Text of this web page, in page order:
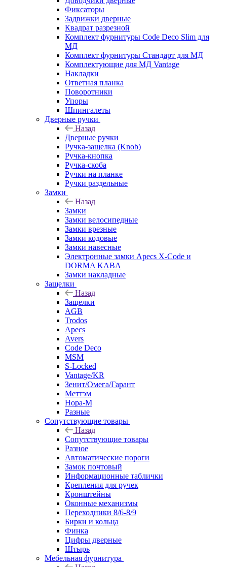
Фиксаторы
Задвижки дверные
Квадрат разрезной
Комплект фурнитуры Code Deco Slim для
МД
Комплект фурнитуры Стандарт для МД
Комплектующие для МД Vantage
Накладки
Ответная планка
Поворотники
Упоры
Шпингалеты
Дверные ручки
Назад
Дверные ручки
Ручка-защелка (Knob)
Ручка-кнопка
Ручка-скоба
Ручки на планке
Ручки раздельные
Замки
Назад
Замки
Замки велосипедные
Замки врезные
Замки кодовые
Замки навесные
Электронные замки Apecs X-Code и
DORMA KABA
Замки накладные
Защелки
Назад
Защелки
AGB
Trodos
Apecs
Avers
Code Deco
MSM
S-Locked
Vantage/KR
Зенит/Омега/Гарант
Меттэм
Нора-М
Разные
Сопутствующие товары
Назад
Сопутствующие товары
Разное
Автоматические пороги
Замок почтовый
Информационные таблички
Крепления для ручек
Кронштейны
Оконные механизмы
Переходники 8/6-8/9
Бирки и кольца
Финка
Цифры дверные
Штырь
Мебельная фурнитура